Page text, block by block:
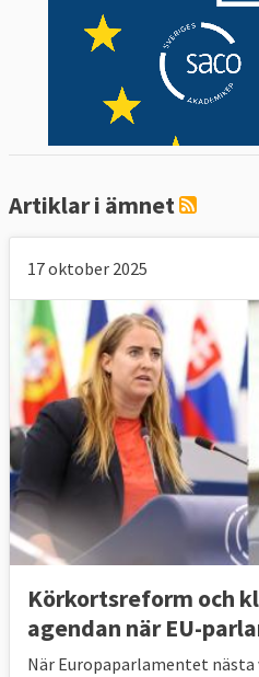
Artiklar i ämnet
17 oktober 2025
Körkortsreform och
agendan när EU-
När Europaparlamentet nästa